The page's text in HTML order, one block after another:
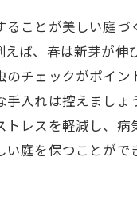
ことが美しい庭
ば、春は新芽が
チェックがポイ
入れは控えまし
レスを軽減し、
庭を保つことがで